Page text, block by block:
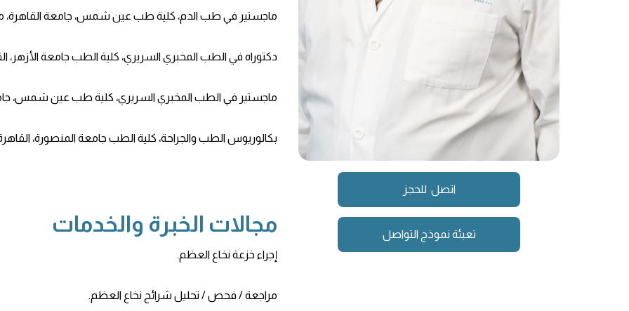
اتصل للحجز
تعبئة نموذج التواصل
ماجستير في طب الدم، كلية طب عين شمس، جامعة القاهرة، مصر،
دكتوراه في الطب المخبري السريري، كلية الطب جامعة الأزهر،
ماجستير في الطب المخبري السريري، كلية طب عين شمس، جامعة
بكالوريوس الطب والجراحة، كلية الطب جامعة المنصورة، القاهرة،
مجالات الخبرة والخدمات
إجراء خزعة نخاع العظم.
مراجعة / فحص / تحليل شرائح نخاع العظم.